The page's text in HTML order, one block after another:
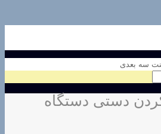
دستی دستگاه